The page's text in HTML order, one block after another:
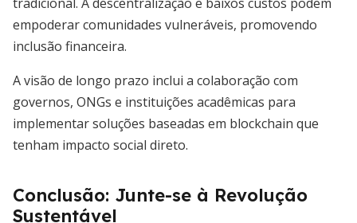
empoderar comunidades vulneráveis, promovendo
inclusão financeira.
A visão de longo prazo inclui a colaboração com
governos, ONGs e instituições acadêmicas para
implementar soluções baseadas em blockchain que
tenham impacto social direto.
Conclusão: Junte-se à Revolução
Sustentável